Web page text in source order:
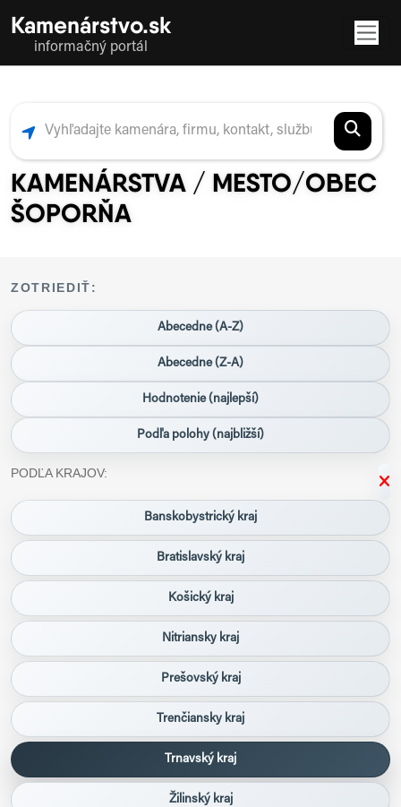
Kamenárstvo.sk
informačný portál
KAMENÁRSTVA / MESTO/OBEC
ŠOPORŇA
ZOTRIEDIŤ:
Abecedne (A-Z)
Abecedne (Z-A)
Hodnotenie (najlepší)
Podľa polohy (najbližší)
PODĽA KRAJOV:
Banskobystrický kraj
Bratislavský kraj
Košický kraj
Nitriansky kraj
Prešovský kraj
Trenčiansky kraj
Trnavský kraj
Žilinský kraj